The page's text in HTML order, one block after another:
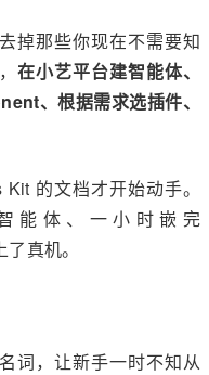
掉那些你现在不需要知
在小艺平台建智能体、
、根据需求选插件、
的文档才开始动手。
能体、一小时嵌完
真机。
词，让新手一时不知从